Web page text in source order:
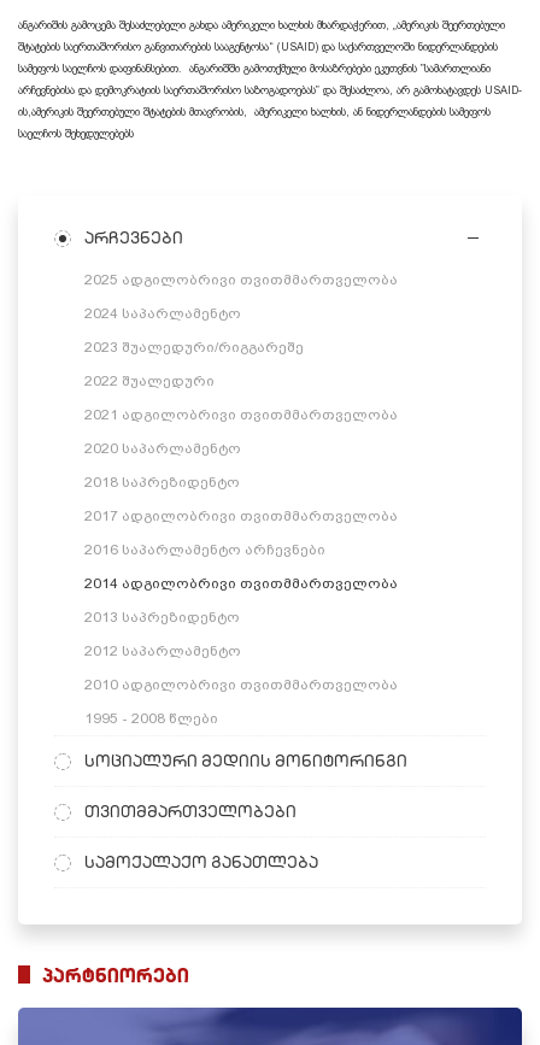
ანგარიშის გამოცემა შესაძლებელი გახდა ამერიკელი ხალხის მხარდაჭერით, „ამერიკის შეერთებული
შტატების საერთაშორისო განვითარების სააგენტოსა“ (USAID) და საქართველოში ნიდერლანდების
სამეფოს საელჩოს დაფინანსებით. ანგარიშში გამოთქმული მოსაზრებები ეკუთვნის ”სამართლიანი
არჩევნებისა და დემოკრატიის საერთაშორისო საზოგადოებას” და შესაძლოა, არ გამოხატავდეს USAID-
ის,ამერიკის შეერთებული შტატების მთავრობის, ამერიკელი ხალხის, ან ნიდერლანდების სამეფოს
საელჩოს შეხედულებებს
არჩევნები
2025 ადგილობრივი თვითმმართველობა
2024 საპარლამენტო
2023 შუალედური/რიგგარეშე
2022 შუალედური
2021 ადგილობრივი თვითმმართველობა
2020 საპარლამენტო
2018 საპრეზიდენტო
2017 ადგილობრივი თვითმმართველობა
2016 საპარლამენტო არჩევნები
2014 ადგილობრივი თვითმმართველობა
2013 საპრეზიდენტო
2012 საპარლამენტო
2010 ადგილობრივი თვითმმართველობა
1995 - 2008 წლები
სოციალური მედიის მონიტორინგი
თვითმმართველობები
სამოქალაქო განათლება
პარტნიორები